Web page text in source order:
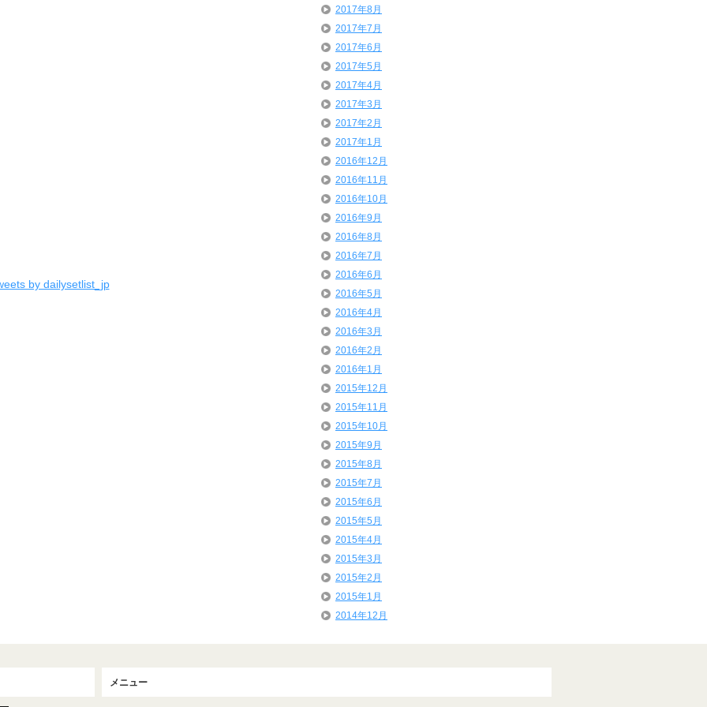
by dailysetlist_jp
2017年8月
2017年7月
2017年6月
2017年5月
2017年4月
2017年3月
2017年2月
2017年1月
2016年12月
2016年11月
2016年10月
2016年9月
2016年8月
2016年7月
2016年6月
2016年5月
2016年4月
2016年3月
2016年2月
2016年1月
2015年12月
2015年11月
2015年10月
2015年9月
2015年8月
2015年7月
2015年6月
2015年5月
2015年4月
2015年3月
2015年2月
2015年1月
2014年12月
メニュー